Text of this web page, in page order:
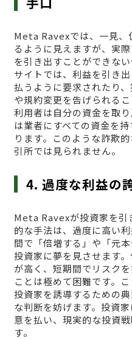
Meta Ravexでは、一見、
るように見えますが、実
を引き出すことができな
サイトでは、利益を引き
払うように要求されたり
や規約変更を告げられる
利用者は自分の資金を取
は業者にすべての資金を
ります。このような詐欺
引所では見られません。
4. 過度な利益の
Meta Ravexが投資家を引
的な手法は、過度に高い
間で「倍増する」や「元
投資家に夢を見させます
が高く、短期間でリスク
ことは極めて困難です。
投資家を誘導するための
な判断を妨げます。投資
意を払い、現実的な投資
す。